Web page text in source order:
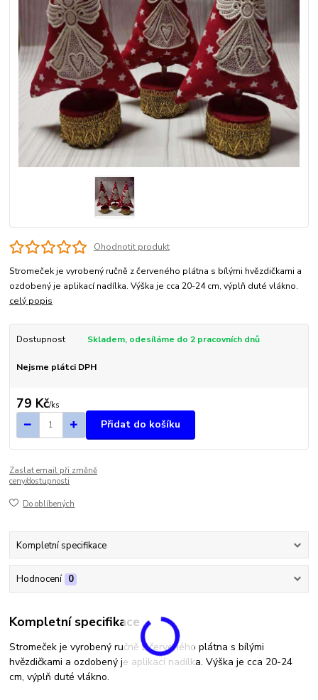
Ohodnotit produkt
Stromeček je vyrobený ručně z červeného plátna s bílými hvězdičkami a
ozdobený je aplikací nadílka. Výška je cca 20-24 cm, výplň duté vlákno.
celý popis
Dostupnost Skladem, odesíláme do 2 pracovních dnů
Nejsme plátci DPH
79 Kč/ks
Přidat do košíku
Zaslat email při změně
ceny/dostupnosti
Do oblíbených
Kompletní specifikace
Hodnocení 0
Kompletní specifikace
Stromeček je vyrobený ručně z červeného plátna s bílými
hvězdičkami a ozdobený je aplikací nadílka. Výška je cca 20-24
cm, výplň duté vlákno.